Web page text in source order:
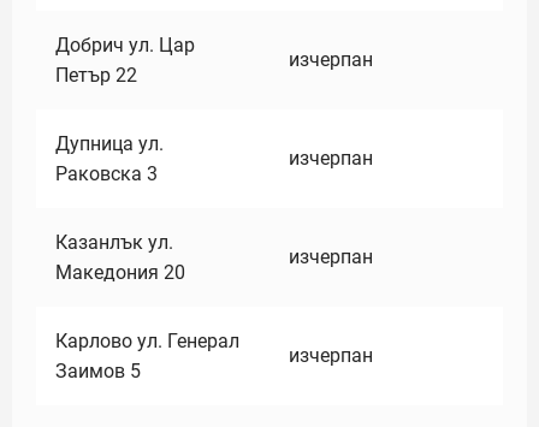
Добрич ул. Цар
Петър 22
изчерпан
Дупница ул.
Раковска 3
изчерпан
Казанлък ул.
Македония 20
изчерпан
Карлово ул. Генерал
Заимов 5
изчерпан